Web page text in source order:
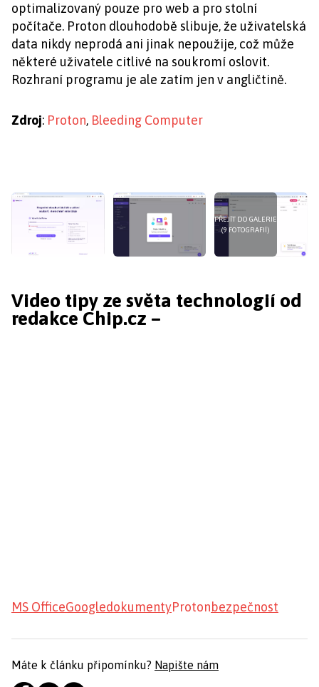
optimalizovaný pouze pro web a pro stolní
počítače. Proton dlouhodobě slibuje, že uživatelská
data nikdy neprodá ani jinak nepoužije, což může
některé uživatele citlivé na soukromí oslovit.
Rozhraní programu je ale zatím jen v angličtině.
Zdroj: Proton, Bleeding Computer
PŘEJÍT DO GALERIE
(9 FOTOGRAFIÍ)
Video tipy ze světa technologií od
redakce Chip.cz –
MS OfficeGoogledokumentyProtonbezpečnost
Máte k článku připomínku? Napište nám